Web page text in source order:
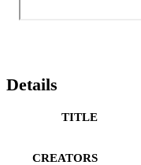
Details
TITLE
CREATORS